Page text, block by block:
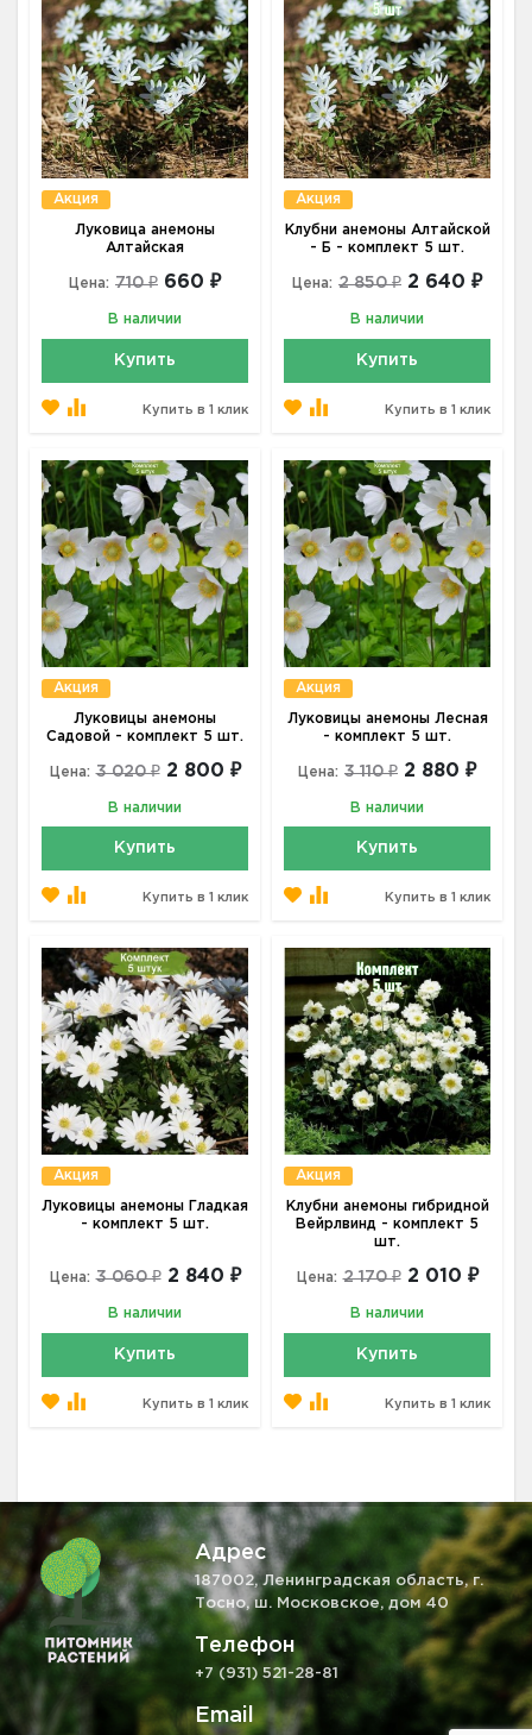
Акция
Луковица анемоны
Алтайская
Цена: 710 ₽ 660 ₽
В наличии
Купить
Купить в 1 клик
Акция
Клубни анемоны Алтайской
- Б - комплект 5 шт.
Цена: 2 850 ₽ 2 640 ₽
В наличии
Купить
Купить в 1 клик
Акция
Луковицы анемоны
Садовой - комплект 5 шт.
Цена: 3 020 ₽ 2 800 ₽
В наличии
Купить
Купить в 1 клик
Акция
Луковицы анемоны Лесная
- комплект 5 шт.
Цена: 3 110 ₽ 2 880 ₽
В наличии
Купить
Купить в 1 клик
Акция
Луковицы анемоны Гладкая
- комплект 5 шт.
Цена: 3 060 ₽ 2 840 ₽
В наличии
Купить
Купить в 1 клик
Акция
Клубни анемоны гибридной
Вейрлвинд - комплект 5
шт.
Цена: 2 170 ₽ 2 010 ₽
В наличии
Купить
Купить в 1 клик
Адрес
187002, Ленинградская область, г.
Тосно, ш. Московское, дом 40
Телефон
+7 (931) 521-28-81
Email